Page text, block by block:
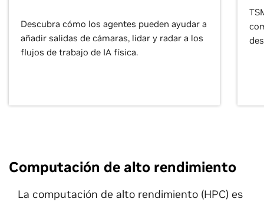
Descubra cómo los agentes pueden ayudar a
añadir salidas de cámaras, lidar y radar a los
flujos de trabajo de IA física.
Computación de alto rendimiento
La computación de alto rendimiento (HPC) es